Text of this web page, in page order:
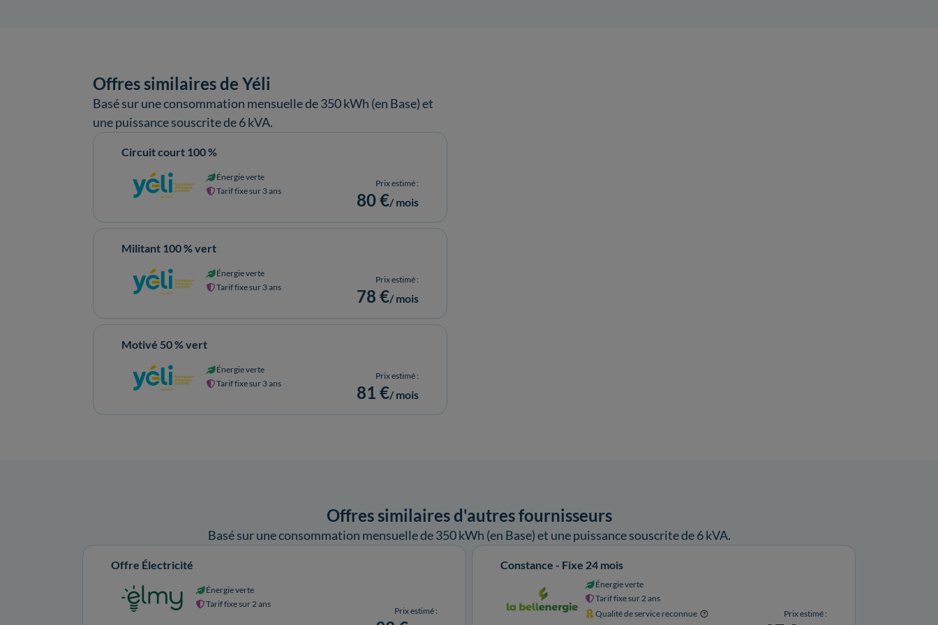
Offres similaires de Yéli
Basé sur une consommation mensuelle de 350 kWh (en Base) et
une puissance souscrite de 6 kVA.
Circuit court 100 %
Énergie verte
Tarif fixe sur 3 ans
Prix estimé :
80 €/ mois
Militant 100 % vert
Énergie verte
Tarif fixe sur 3 ans
Prix estimé :
78 €/ mois
Motivé 50 % vert
Énergie verte
Tarif fixe sur 3 ans
Prix estimé :
81 €/ mois
Offres similaires d'autres fournisseurs
Basé sur une consommation mensuelle de 350 kWh (en Base) et une puissance souscrite de 6 kVA.
Offre Électricité
Énergie verte
Tarif fixe sur 2 ans
Prix estimé :
Constance - Fixe 24 mois
Énergie verte
Tarif fixe sur 2 ans
Qualité de service reconnue
Prix estimé :